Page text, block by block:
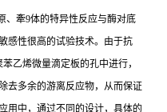
、牽9体的特异性反应与酶对底
感性很高的试验技术。由于抗
苯乙烯微量滴定板的孔中进行，
去多余的游离反应物，从而保证
用中，通过不同的设计，具体的